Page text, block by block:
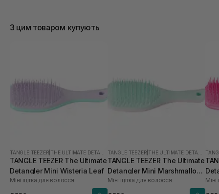
З цим товаром купують
TANGLE TEEZER
TANGLE TEEZER The Ultimate
Detangler Mini Wisteria Leaf
Міні щітка для волосся
TANGLE TEEZER
TANGLE TEEZER The Ultimate
Detangler Mini Marshmallow
Duo
Міні щітка для волосся